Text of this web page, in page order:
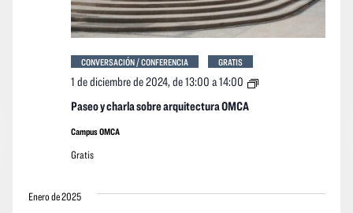
Paseo y charla sobre arquitectura OMCA
1 de diciembre de 2024, de 13:00 a14:00
Paseo
CONVERSACIÓN / CONFERENCIA GRATIS
Campus OMCA
Gratis
Enero de 2025